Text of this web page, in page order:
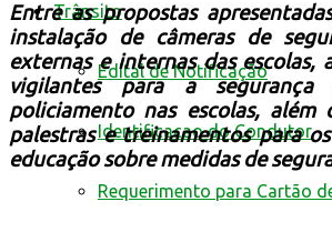
Trânsito
Edital de Notificação
Identificacao do Condutor
Requerimento para Cartão
Entre as propostas
instalação de câmeras de
externas e internas das escolas,
vigilantes para a
policiamento nas escolas, além
palestras e treinamentos para
educação sobre medidas de